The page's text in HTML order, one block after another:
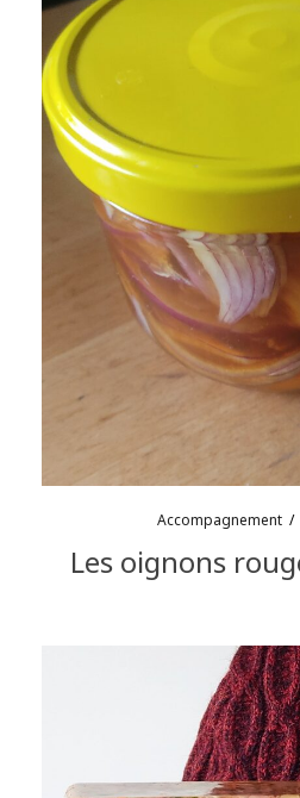
Accompagnement /
Les oignons